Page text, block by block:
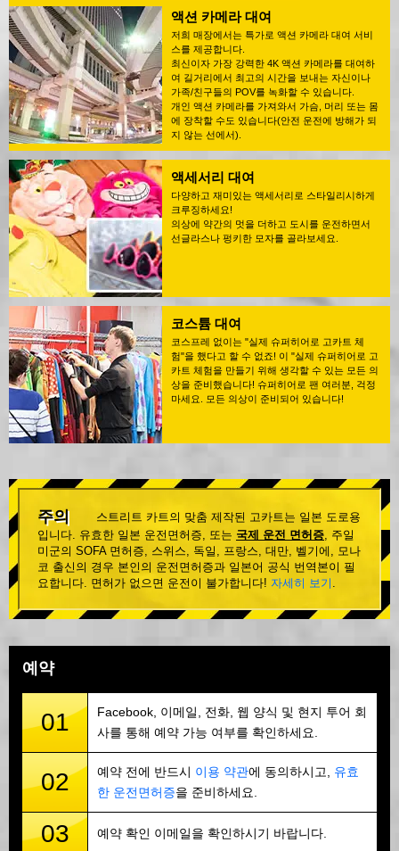
액션 카메라 대여
저희 매장에서는 특가로 액션 카메라 대여 서비
스를 제공합니다.
최신이자 가장 강력한 4K 액션 카메라를 대여하
여 길거리에서 최고의 시간을 보내는 자신이나
가족/친구들의 POV를 녹화할 수 있습니다.
개인 액션 카메라를 가져와서 가슴, 머리 또는 몸
에 장착할 수도 있습니다(안전 운전에 방해가 되
지 않는 선에서).
액세서리 대여
다양하고 재미있는 액세서리로 스타일리시하게
크루징하세요!
의상에 약간의 멋을 더하고 도시를 운전하면서
선글라스나 펑키한 모자를 골라보세요.
코스튬 대여
코스프레 없이는 "실제 슈퍼히어로 고카트 체
험"을 했다고 할 수 없죠! 이 "실제 슈퍼히어로 고
카트 체험을 만들기 위해 생각할 수 있는 모든 의
상을 준비했습니다! 슈퍼히어로 팬 여러분, 걱정
마세요. 모든 의상이 준비되어 있습니다!
주의
스트리트 카트의 맞춤 제작된 고카트는 일본 도로용
입니다. 유효한 일본 운전면허증, 또는 국제 운전 면허증, 주일
미군의 SOFA 면허증, 스위스, 독일, 프랑스, 대만, 벨기에, 모나
코 출신의 경우 본인의 운전면허증과 일본어 공식 번역본이 필
요합니다. 면허가 없으면 운전이 불가합니다! 자세히 보기 .
예약
01
Facebook, 이메일, 전화, 웹 양식 및 현지 투어 회
사를 통해 예약 가능 여부를 확인하세요.
02 예약 전에 반드시 이용 약관에 동의하시고, 유효
한 운전면허증을 준비하세요.
03 예약 확인 이메일을 확인하시기 바랍니다.